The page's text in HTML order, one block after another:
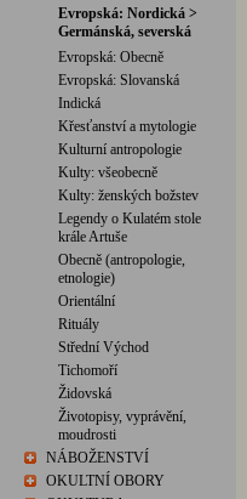
Evropská: Nordická >
Germánská, severská
Evropská: Obecně
Evropská: Slovanská
Indická
Křesťanství a mytologie
Kulturní antropologie
Kulty: všeobecně
Kulty: ženských božstev
Legendy o Kulatém stole
krále Artuše
Obecně (antropologie,
etnologie)
Orientální
Rituály
Střední Východ
Tichomoří
Židovská
Životopisy, vyprávění,
moudrosti
NÁBOŽENSTVÍ
OKULTNÍ OBORY